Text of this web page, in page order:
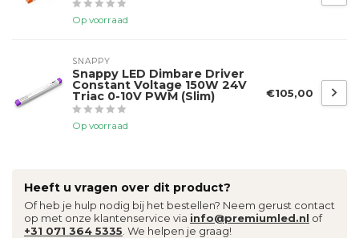
Op voorraad
SNAPPY
Snappy LED Dimbare Driver
Constant Voltage 150W 24V
Triac 0-10V PWM (Slim)
Op voorraad
€105,00
Heeft u vragen over dit product?
Of heb je hulp nodig bij het bestellen? Neem gerust contact
op met onze klantenservice via info@premiumled.nl of
+31 071 364 5335 . We helpen je graag!